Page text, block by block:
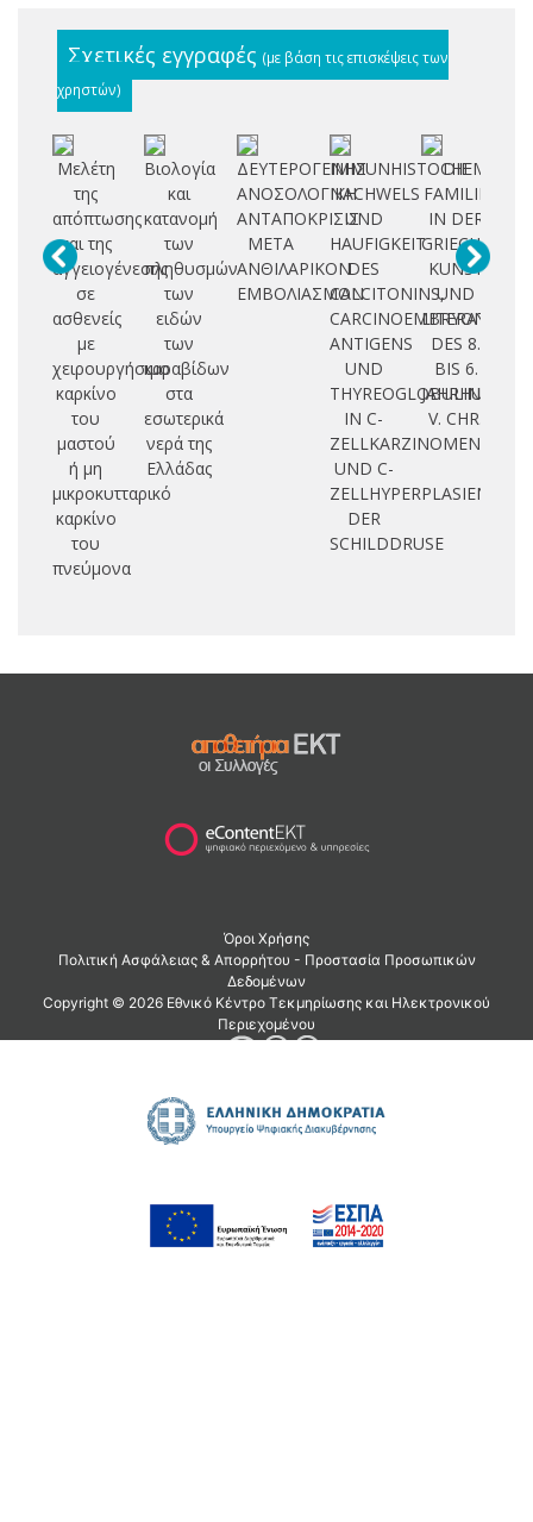
Σχετικές εγγραφές (με βάση τις επισκέψεις των
χρηστών)
Μελέτη
της
απόπτωσης
και της
αγγειογένεσης
σε
ασθενείς
με
χειρουργήσιμο
καρκίνο
του
μαστού
ή μη
μικροκυτταρικό
καρκίνο
του
πνεύμονα
Βιολογία
και
κατανομή
των
πληθυσμών
των
ειδών
των
καραβίδων
στα
εσωτερικά
νερά της
Ελλάδας
ΔΕΥΤΕΡΟΓΕΝΗΣ
ΑΝΟΣΟΛΟΓΙΚΗ
ΑΝΤΑΠΟΚΡΙΣΙΣ
ΜΕΤΑ
ΑΝΘΙΛΑΡΙΚΟΝ
ΕΜΒΟΛΙΑΣΜΟΝ
NACHWELS
UND
HAUFIGKEIT
DES
CALCITONINS,
CARCINOEMBRYONALEN
ANTIGENS
UND
THYREOGLOBULINS
IN C-
ZELLKARZINOMEN
UND C-
ZELLHYPERPLASIEN
DER
SCHILDDRUSE
DIE
FAMILIE
IN DER
KUNST
UND
LITERATUR
DES 8.
BIS 6.
V. CHR.